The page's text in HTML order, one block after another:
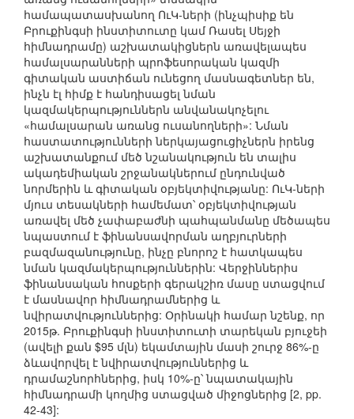
համապատասխանող ՈւԿ-ների (ինչպիսիք են
Բրուքինգսի ինստիտուտը կամ Ռասել Սեյջի
հիմնադրամը) աշխատակիցներն առավելապես
համալսարանների պրոֆեսորական կազմի
գիտական աստիճան ունեցող մասնագետներ են,
ինչն էլ հիմք է հանդիսացել նման
կազմակերպություններն անվանակոչելու
«համալսարան առանց ուսանողների»: Նման
հաստատությունների ներկայացուցիչներն իրենց
աշխատանքում մեծ նշանակություն են տալիս
ակադեմիական շրջանակներում ընդունված
նորմերին և գիտական օբյեկտիվությանը: ՈւԿ-ների
մյուս տեսակների համեմատ՝ օբյեկտիվության
առավել մեծ չափաբաժնի պահպանմանը մեծապես
նպաստում է ֆինանսավորման աղբյուրների
բազմազանությունը, ինչը բնորոշ է հատկապես
նման կազմակերպություններին: Վերջիններիս
ֆինանսական հոսքերի գերակշիռ մասը ստացվում
է մասնավոր հիմնադրամներից և
նվիրատվություններից: Օրինակի համար նշենք, որ
2015թ. Բրուքինգսի ինստիտուտի տարեկան բյուջեի
(ավելի քան $95 մլն) եկամտային մասի շուրջ 86%-ը
ձևավորվել է նվիրատվություններից և
դրամաշնորհներից, իսկ 10%-ը՝ նպատակային
հիմնադրամի կողմից ստացված միջոցներից [2, pp.
42-43]: